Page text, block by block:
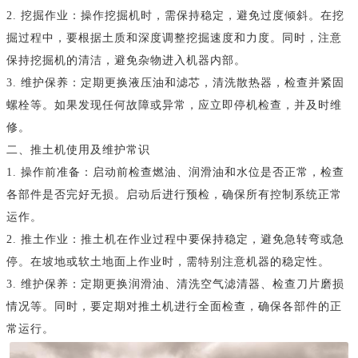
2. 挖掘作业：操作挖掘机时，需保持稳定，避免过度倾斜。在挖
掘过程中，要根据土质和深度调整挖掘速度和力度。同时，注意
保持挖掘机的清洁，避免杂物进入机器内部。
3. 维护保养：定期更换液压油和滤芯，清洗散热器，检查并紧固
螺栓等。如果发现任何故障或异常，应立即停机检查，并及时维
修。
二、推土机使用及维护常识
1. 操作前准备：启动前检查燃油、润滑油和水位是否正常，检查
各部件是否完好无损。启动后进行预检，确保所有控制系统正常
运作。
2. 推土作业：推土机在作业过程中要保持稳定，避免急转弯或急
停。在坡地或软土地面上作业时，需特别注意机器的稳定性。
3. 维护保养：定期更换润滑油、清洗空气滤清器、检查刀片磨损
情况等。同时，要定期对推土机进行全面检查，确保各部件的正
常运行。